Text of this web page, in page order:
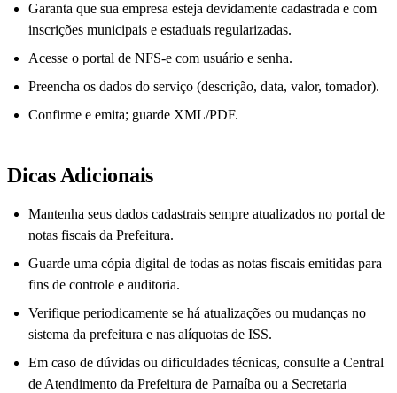
Garanta que sua empresa esteja devidamente cadastrada e com
inscrições municipais e estaduais regularizadas.
Acesse o portal de NFS-e com usuário e senha.
Preencha os dados do serviço (descrição, data, valor, tomador).
Confirme e emita; guarde XML/PDF.
Dicas Adicionais
Mantenha seus dados cadastrais sempre atualizados no portal de
notas fiscais da Prefeitura.
Guarde uma cópia digital de todas as notas fiscais emitidas para
fins de controle e auditoria.
Verifique periodicamente se há atualizações ou mudanças no
sistema da prefeitura e nas alíquotas de ISS.
Em caso de dúvidas ou dificuldades técnicas, consulte a Central
de Atendimento da Prefeitura de Parnaíba ou a Secretaria